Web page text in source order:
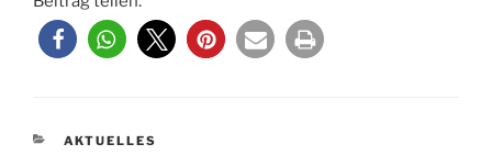
KATEGORIEN
AKTUELLES